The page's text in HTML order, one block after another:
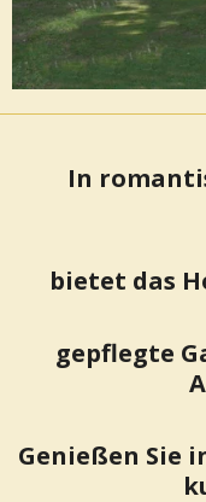
In
bietet das
gepflegte
Genießen Sie